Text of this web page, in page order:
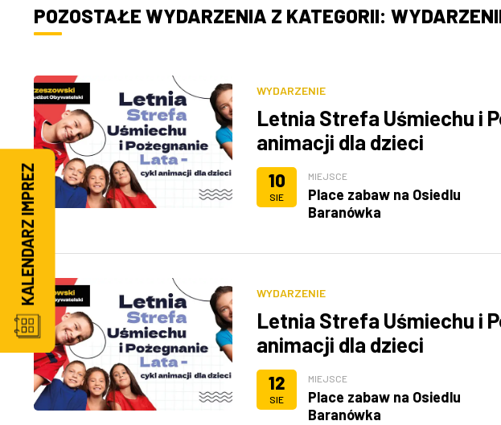
POZOSTAŁE WYDARZENIA Z KATEGORII:
WYDARZENIE
Letnia Strefa Uśmiechu i
animacji dla dzieci
10
SIE
MIEJSCE
Place zabaw na Osiedlu
Baranówka
WYDARZENIE
Letnia Strefa Uśmiechu i
animacji dla dzieci
12
SIE
MIEJSCE
Place zabaw na Osiedlu
Baranówka
KALENDARZ IMPREZ